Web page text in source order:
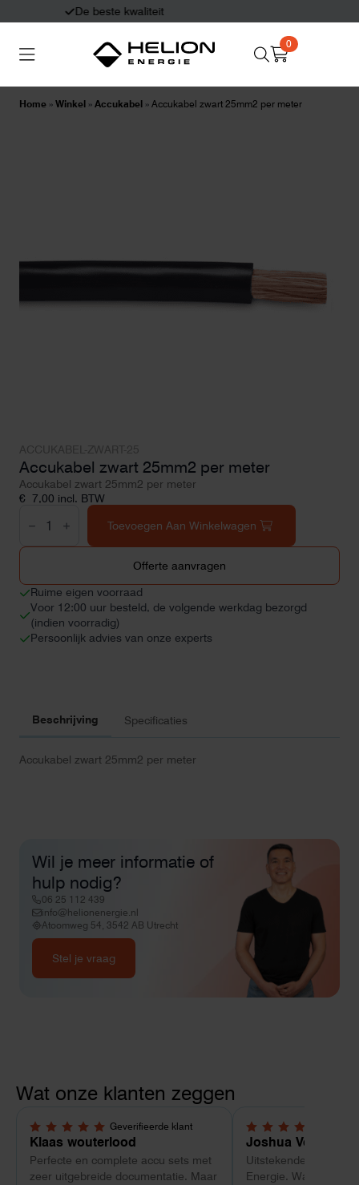
Eerlijk en deskundig advies
0
Home » Winkel » Accukabel » Accukabel zwart 25mm2 per meter
Accukabel zwart 25mm2 per meter
Accukabel zwart 25mm2 per meter
€ 7,00 incl. BTW
zwart
25mm2
per
Toevoegen Aan Winkelwagen
Offerte aanvragen
Ruime eigen voorraad
Voor 12:00 uur besteld, de volgende werkdag bezorgd
(indien voorradig)
Persoonlijk advies van onze experts
Beschrijving Specificaties
Accukabel zwart 25mm2 per meter
Wil je meer informatie of
hulp nodig?
06 25 112 439
info@helionenergie.nl
Atoomweg 54, 3542 AB Utrecht
Stel je vraag
Wat onze klanten zeggen
Geverifieerde klant
5,0 van 5 sterren
Klaas wouterlood
Perfecte en complete accu sets met
zeer uitgebreide documentatie. Maar
5,0 van 5 sterren
Joshua Verdonk
Uitstekende ervaring
Energie. Wat vooral
Thuisbatterijen Zonnepanelen